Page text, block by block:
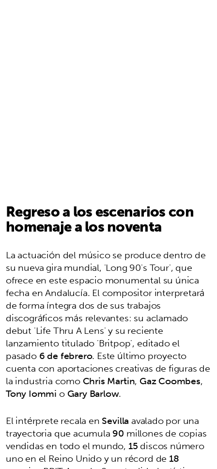
Regreso a los escenarios con
homenaje a los noventa
La actuación del músico se produce dentro de
su nueva gira mundial, 'Long 90's Tour', que
ofrece en este espacio monumental su única
fecha en Andalucía. El compositor interpretará
de forma íntegra dos de sus trabajos
discográficos más relevantes: su aclamado
debut 'Life Thru A Lens' y su reciente
lanzamiento titulado 'Britpop', editado el
pasado6 de febrero. Este último proyecto
cuenta con aportaciones creativas de figuras de
la industria comoChris Martin, Gaz Coombes,
Tony IommioGary Barlow.
El intérprete recala enSevillaavalado por una
trayectoria que acumula90 millones de copias
vendidas en todo el mundo, 15discos número
uno en el Reino Unido y un récord de 18